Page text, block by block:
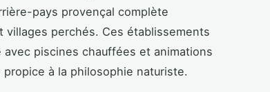
pays provençal complète
perchés. Ces établissements
piscines chauffées et animations
à la philosophie naturiste.